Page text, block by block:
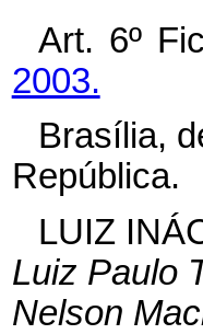
Art. 6º
2003.
Brasília,
República.
LUIZ
Luiz Paulo
Nelson